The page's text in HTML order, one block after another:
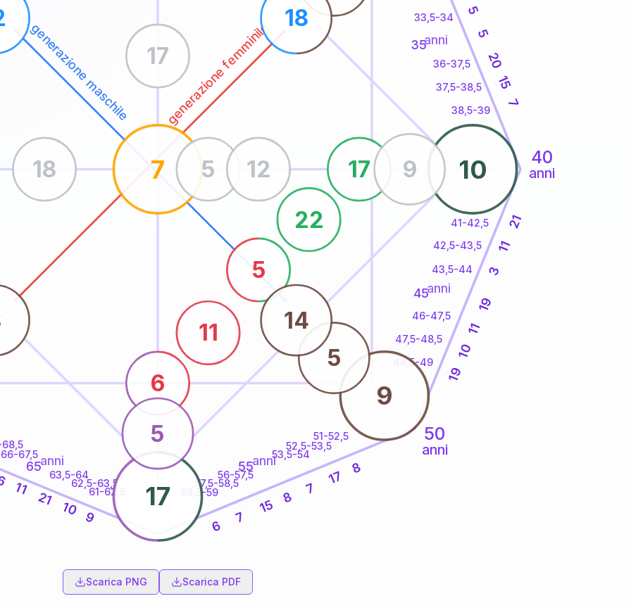
generazione maschile generazione femminile
40
anni
50
anni
anni
33,5-34
36-37,5
37,5-38,5
38,5-39
41-42,5
42,5-43,5
43,5-44
46-47,5
47,5-48,5
48,5-49
51-52,5
52,5-53,5
53,5-54
56-57,5
57,5-58,5
58,5-59
61-62,5
62,5-63,5
63,5-64
66-67,5
68,5
5
5
20
15
7
21
11
3
19
11
10
19
8
17
7
8
15
7
6
9
10
21
11
10
17
7
9
6
11
5
22
17 9
5
5 12
18
17
18
5
14
35anni
45anni
55anni
65anni
Scarica PNG Scarica PDF